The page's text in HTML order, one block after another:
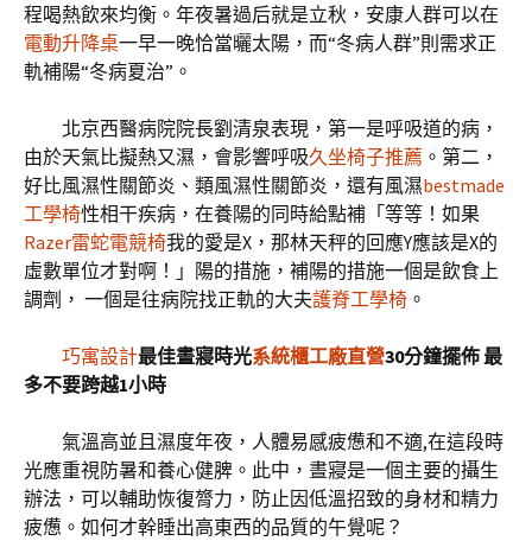
程喝熱飲來均衡。年夜暑過后就是立秋，安康人群可以在
電動升降桌一早一晚恰當曬太陽，而“冬病人群”則需求正
軌補陽“冬病夏治”。
北京西醫病院院長劉清泉表現，第一是呼吸道的病，
由於天氣比擬熱又濕，會影響呼吸久坐椅子推薦 。第二，
好比風濕性關節炎、類風濕性關節炎，還有風濕bestmade
工學椅性相干疾病，在養陽的同時給點補「等等！如果
Razer雷蛇電競椅我的愛是X，那林天秤的回應Y應該是X的
虛數單位才對啊！」陽的措施，補陽的措施一個是飲食上
調劑， 一個是往病院找正軌的大夫護脊工學椅 。
巧寓設計最佳晝寢時光系統櫃工廠直營30分鐘擺佈 最
多不要跨越1小時
氣溫高並且濕度年夜，人體易感疲憊和不適,在這段時
光應重視防暑和養心健脾。此中，晝寢是一個主要的攝生
辦法，可以輔助恢復膂力，防止因低溫招致的身材和精力
疲憊。如何才幹睡出高東西的品質的午覺呢？